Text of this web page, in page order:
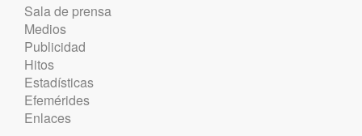
Sala de prensa
Medios
Publicidad
Hitos
Estadísticas
Efemérides
Enlaces